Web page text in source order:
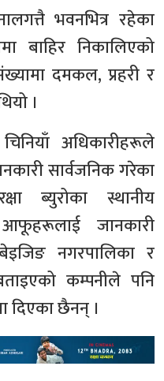
भवनभित्र रहेका
बाहिर निकालिएको
दमकल, प्रहरी र
।
अधिकारीहरूले
सार्वजनिक गरेका
ब्युरोका स्थानीय
जानकारी
नगरपालिका र
कम्पनीले पनि
दिएका छैनन् ।